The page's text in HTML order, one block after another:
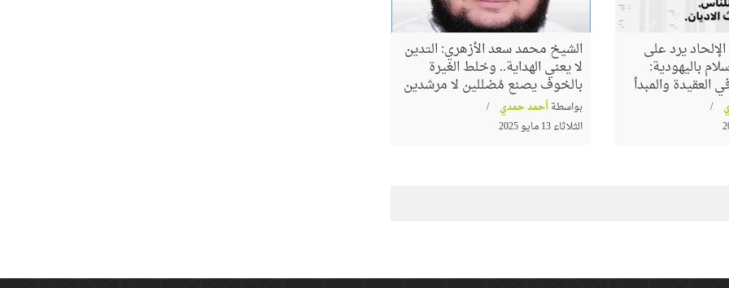
يرد على
باليهودية:
والمبدأ
الشيخ محمد سعد الأزهري: التدين
لا يعني الهداية.. وخلط الغيرة
بالخوف يصنع مُضللين لا مرشدين
بواسطةأحمد حمدي
الثلاثاء 13 مايو 2025